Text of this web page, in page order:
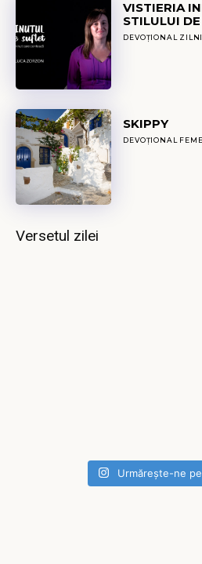
VISTIERIA
STILULUI
DEVOȚIONAL
SKIPPY
DEVOȚIONAL
Versetul zilei
Urmărește-ne